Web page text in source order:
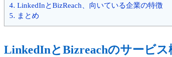
4. LinkedInとBizReach、向いている企業の特徴
5. まとめ
LinkedInとBizreachのサービス